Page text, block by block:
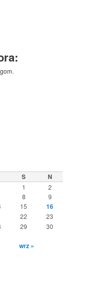
S N
1
2
8
9
15 16
22
23
29
30
wrz »